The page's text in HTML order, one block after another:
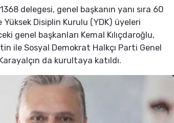
delegesi, genel başkanın yanı sıra 60
Disiplin Kurulu (YDK) üyeleri
genel başkanları Kemal Kılıçdaroğlu,
ile Sosyal Demokrat Halkçı Parti Genel
da kurultaya katıldı.